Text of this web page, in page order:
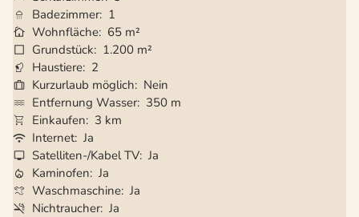
Badezimmer 1
Wohnfläche 65 m²
Grundstück
1.200 m²
Haustiere 2
Kurzurlaub möglich
Nein
Entfernung Wasser 350 m
Einkaufen
3 km
Internet Ja
Satelliten-/Kabel TV Ja
Kaminofen Ja
Waschmaschine Ja
Nichtraucher Ja